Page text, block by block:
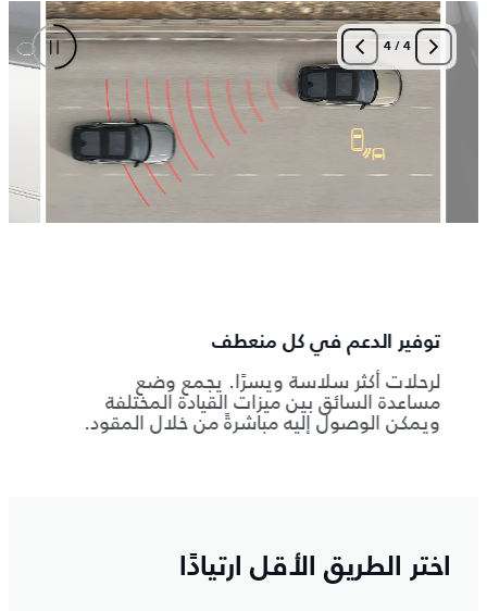
4
/
4
توفير الدعم في كل منعطف
لرحلات أكثر سلاسة ويسرًا. يجمع وضع
مساعدة السائق بين ميزات القيادة المختلفة
ويمكن الوصول إليه مباشرةً من خلال المقود.
اختر الطريق الأقل ارتيادًا